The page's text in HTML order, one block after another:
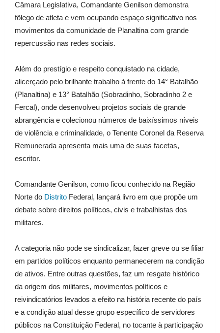
Câmara Legislativa, Comandante Genilson demonstra
fôlego de atleta e vem ocupando espaço significativo nos
movimentos da comunidade de Planaltina com grande
repercussão nas redes sociais.
Além do prestígio e respeito conquistado na cidade,
alicerçado pelo brilhante trabalho à frente do 14° Batalhão
(Planaltina) e 13° Batalhão (Sobradinho, Sobradinho 2 e
Fercal), onde desenvolveu projetos sociais de grande
abrangência e colecionou números de baixíssimos níveis
de violência e criminalidade, o Tenente Coronel da Reserva
Remunerada apresenta mais uma de suas facetas,
escritor.
Comandante Genilson, como ficou conhecido na Região
Norte do Distrito Federal, lançará livro em que propõe um
debate sobre direitos políticos, civis e trabalhistas dos
militares.
A categoria não pode se sindicalizar, fazer greve ou se filiar
em partidos políticos enquanto permanecerem na condição
de ativos. Entre outras questões, faz um resgate histórico
da origem dos militares, movimentos políticos e
reivindicatórios levados a efeito na história recente do país
e a condição atual desse grupo específico de servidores
públicos na Constituição Federal, no tocante à participação